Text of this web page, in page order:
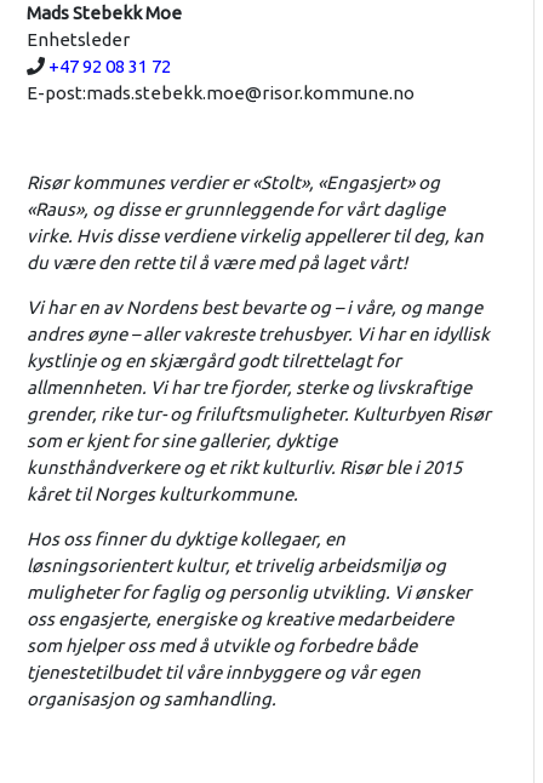
Mads Stebekk Moe
Enhetsleder
Telefon:
+47 92 08 31 72
E-post:mads.stebekk.moe@risor.kommune.no
Risør kommunes verdier er «Stolt», «Engasjert» og
«Raus», og disse er grunnleggende for vårt daglige
virke. Hvis disse verdiene virkelig appellerer til deg, kan
du være den rette til å være med på laget vårt!
Vi har en av Nordens best bevarte og – i våre, og mange
andres øyne – aller vakreste trehusbyer. Vi har en idyllisk
kystlinje og en skjærgård godt tilrettelagt for
allmennheten. Vi har tre fjorder, sterke og livskraftige
grender, rike tur- og friluftsmuligheter. Kulturbyen Risør
som er kjent for sine gallerier, dyktige
kunsthåndverkere og et rikt kulturliv. Risør ble i 2015
kåret til Norges kulturkommune.
Hos oss finner du dyktige kollegaer, en
løsningsorientert kultur, et trivelig arbeidsmiljø og
muligheter for faglig og personlig utvikling. Vi ønsker
oss engasjerte, energiske og kreative medarbeidere
som hjelper oss med å utvikle og forbedre både
tjenestetilbudet til våre innbyggere og vår egen
organisasjon og samhandling.